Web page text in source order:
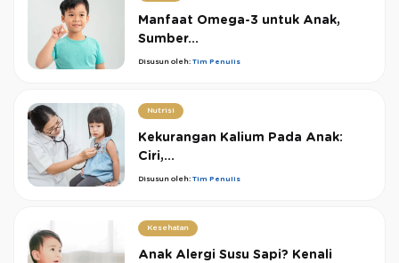
Manfaat Omega-3 untuk Anak,
Sumber...
Disusun oleh: Tim Penulis
Nutrisi
Kekurangan Kalium Pada Anak:
Ciri,...
Disusun oleh: Tim Penulis
Kesehatan
Anak Alergi Susu Sapi? Kenali